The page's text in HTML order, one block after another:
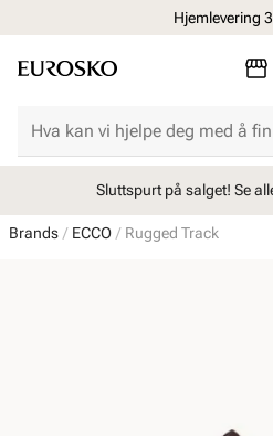
Hjemlevering
Sluttspurt på salget! Se
Brands ECCO Rugged Track